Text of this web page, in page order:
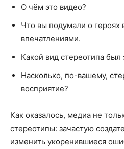
О чём это видео?
Что вы подумали о героях
впечатлениями.
Какой вид стереотипа
Насколько, по-вашему,
восприятие?
Как оказалось, медиа не
стереотипы: зачастую
изменить укоренившиеся